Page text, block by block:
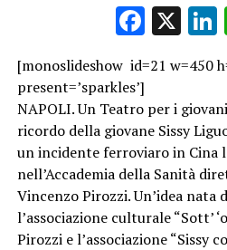
X
[monoslideshow id=21 w=450
present=’sparkles’]
NAPOLI. Un Teatro per i
ricordo della giovane Sissy
un incidente ferroviaro in Cina
nell’Accademia della Sanità
Vincenzo Pirozzi. Un’idea
l’associazione culturale “Sott’
Pirozzi e l’associazione “Sissy